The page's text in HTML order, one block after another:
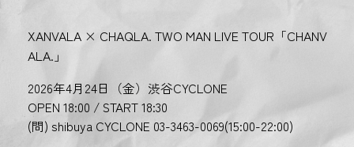
XANVALA × CHAQLA. TWO MAN LIVE TOUR「CHANV
ALA.」
2026年4月24日（金）渋谷CYCLONE
OPEN 18:00 / START 18:30
(問) shibuya CYCLONE 03-3463-0069(15:00-22:00)